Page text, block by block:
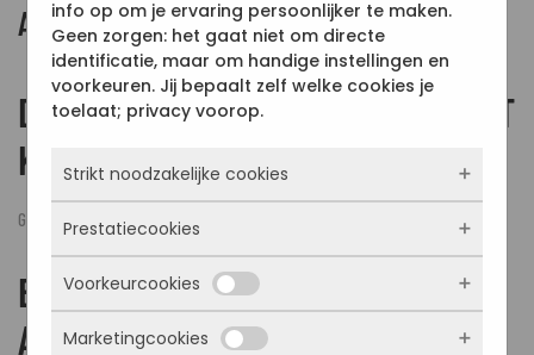
ARCHIEVEN:DIENSTEN
DECORATIEVE AFWERKINGEN MET
KARAKTER
GESCHREVEN DOOR ADMIN-WS
BUITENGEVEL ISOLATIE +
AFWERKING
info op om je ervaring persoonlijker te maken.
Geen zorgen: het gaat niet om directe
identificatie, maar om handige instellingen en
voorkeuren. Jij bepaalt zelf welke cookies je
toelaat; privacy voorop.
Strikt noodzakelijke cookies
Deze cookies zorgen ervoor dat de website
überhaupt werkt. Ze zijn dus altijd actief en
kunnen niet worden uitgezet. Meestal
worden ze alleen geplaatst als jij iets doet,
zoals inloggen, een formulier invullen of je
Prestatiecookies
Met deze cookies zien we hoe vaak onze
site bezocht wordt, waar bezoekers
vandaan komen en welke pagina’s populair
Voorkeurcookies
Deze cookies onthouden jouw voorkeuren.
Marketingcookies